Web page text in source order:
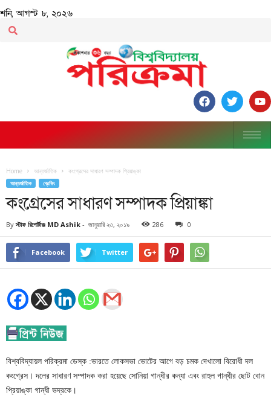
শনি, আগস্ট ৮, ২০২৬
Home আন্তর্জাতিক কংগ্রেসের সাধারণ সম্পাদক প্রিয়াঙ্কা
আন্তর্জাতিক ব্রেকিং
কংগ্রেসের সাধারণ সম্পাদক প্রিয়াঙ্কা
By স্টাফ রিপোর্টারঃ MD Ashik - জানুয়ারি ২৩, ২০১৯ 286 0
Facebook Twitter
বিশ্ববিদ্যায়ল পরিক্রমা ডেস্ক :ভারতে লোকসভা ভোটের আগে বড় চমক দেখালো বিরোধী দল
কংগ্রেস। দলের সাধারণ সম্পাদক করা হয়েছে সোনিয়া গান্ধীর কন্যা এবং রাহুল গান্ধীর ছোট বোন
প্রিয়াঙ্কা গান্ধী ভদ্রকে।